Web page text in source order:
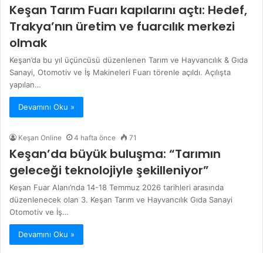
Keşan Tarım Fuarı kapılarını açtı: Hedef,
Trakya’nın üretim ve fuarcılık merkezi
olmak
Keşan’da bu yıl üçüncüsü düzenlenen Tarım ve Hayvancılık & Gıda
Sanayi, Otomotiv ve İş Makineleri Fuarı törenle açıldı. Açılışta
yapılan…
Devamını Oku »
Keşan Online 4 hafta önce 71
Keşan’da büyük buluşma: “Tarımın
geleceği teknolojiyle şekilleniyor”
Keşan Fuar Alanı’nda 14-18 Temmuz 2026 tarihleri arasında
düzenlenecek olan 3. Keşan Tarım ve Hayvancılık Gıda Sanayi
Otomotiv ve İş…
Devamını Oku »